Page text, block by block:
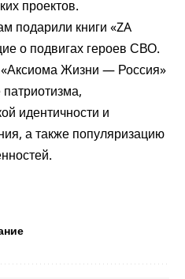
проектов.
подарили книги «ZA
о подвигах героев СВО.
«Аксиома Жизни — Россия»
идентичности и
а также популяризацию